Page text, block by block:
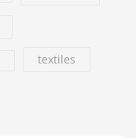
textiles